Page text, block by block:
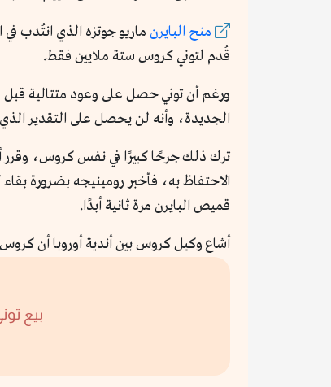
منح البايرن ماريو جوتزه الذي انتُدب
قُدم لتوني كروس ستة ملايين فقط.
ورغم أن توني حصل على وعود متتالية قبل
الجديدة، وأنه لن يحصل على التقدير الذي
ترك ذلك جرحًا كبيرًا في نفس كروس، وقرر
قميص البايرن مرة ثانية أبدًا.
أشاع وكيل كروس بين أندية أوروبا أن كروس
بيع